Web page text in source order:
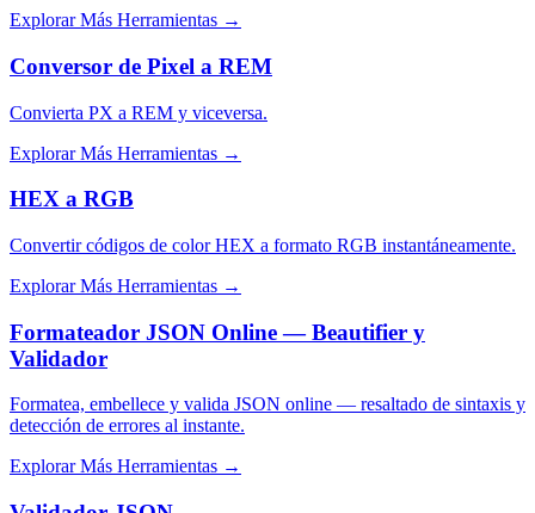
Explorar Más Herramientas →
Conversor de Pixel a REM
Convierta PX a REM y viceversa.
Explorar Más Herramientas →
HEX a RGB
Convertir códigos de color HEX a formato RGB instantáneamente.
Explorar Más Herramientas →
Formateador JSON Online — Beautifier y
Validador
Formatea, embellece y valida JSON online — resaltado de sintaxis y
detección de errores al instante.
Explorar Más Herramientas →